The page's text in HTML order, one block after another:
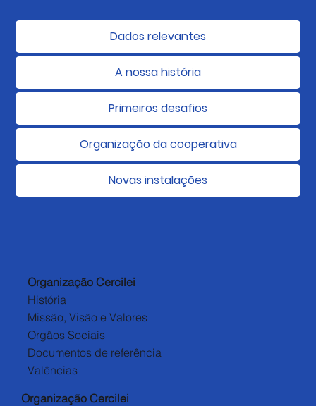
Novas instalações
A nossa história
Primeiros desafios
Organização da cooperativa
Dados relevantes
Organização Cercilei
Organização Cercilei
História
Missão, Visão e Valores
Orgãos Sociais
Documentos de referência
Valências